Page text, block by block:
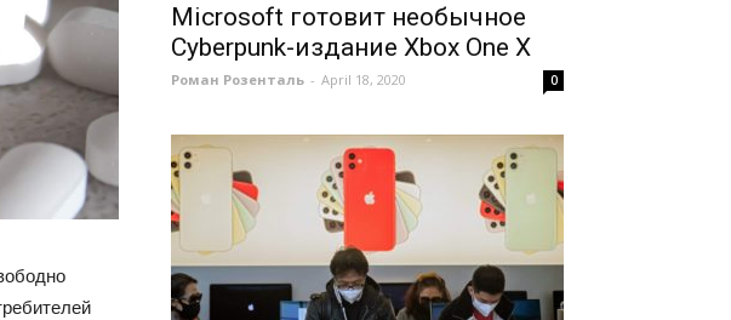
Microsoft готовит необычное
Cyberpunk-издание Xbox One X
Роман Розенталь - April 18, 2020 0